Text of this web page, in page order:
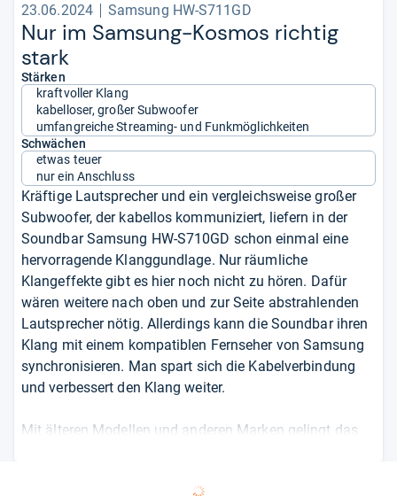
23.06.2024 Samsung HW-S711GD
Nur im Sam­sung-​Kos­mos rich­tig
stark
Stärken
kraftvoller Klang
kabelloser, großer Subwoofer
umfangreiche Streaming- und Funkmöglichkeiten
Schwächen
etwas teuer
nur ein Anschluss
Kräftige Lautsprecher und ein vergleichsweise großer
Subwoofer, der kabellos kommuniziert, liefern in der
Soundbar Samsung HW-S710GD schon einmal eine
hervorragende Klanggundlage. Nur räumliche
Klangeffekte gibt es hier noch nicht zu hören. Dafür
wären weitere nach oben und zur Seite abstrahlenden
Lautsprecher nötig. Allerdings kann die Soundbar ihren
Klang mit einem kompatiblen Fernseher von Samsung
synchronisieren. Man spart sich die Kabelverbindung
und verbessert den Klang weiter.
Mit älteren Modellen und anderen Marken gelingt das